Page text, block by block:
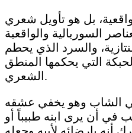
بل هو تأويل شعري
السوريالية والواقعية
والسرد الذي يحطم
التي يحكمها المنطق
الشعري.
الشاب وهو يخفي عشقه
في أن يرى ابنه طبيباً أو